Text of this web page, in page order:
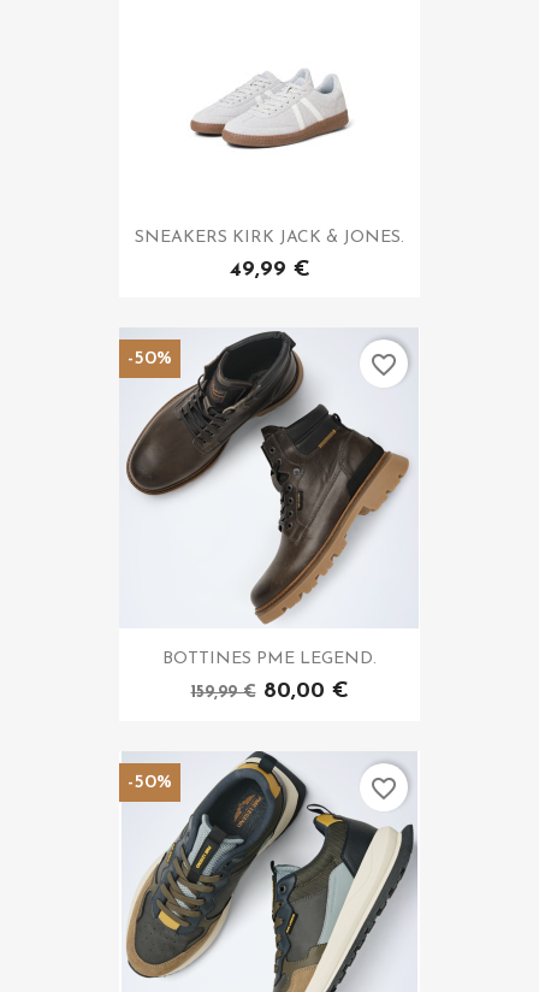
SNEAKERS KIRK JACK & JONES.
49,99 €
BOTTINES PME LEGEND.
159,99 € 80,00 €
-50% favorite_border
-50% favorite_border